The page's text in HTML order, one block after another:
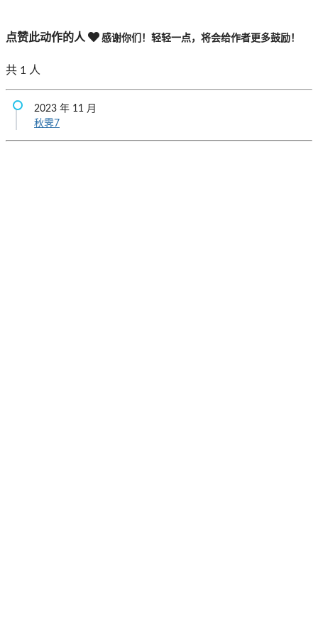
点赞此动作的人 感谢你们！轻轻一点，将会给作者更多鼓励！
共 1 人
2023 年 11 月
秋霁7